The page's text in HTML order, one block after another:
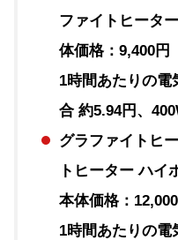
ファイトヒーター
体価格：9,400円
1時間あたりの電
合 約5.94円、
グラファイトヒ
トヒーター ハイ
本体価格：
1時間あたりの電